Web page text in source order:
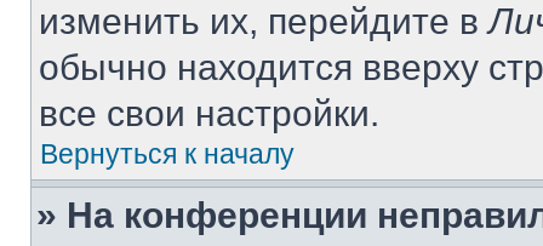
изменить их, перейдите в
обычно находится вверху
все свои настройки.
Вернуться к началу
» На конференции